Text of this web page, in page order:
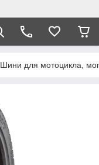
Шини для мотоцикла,